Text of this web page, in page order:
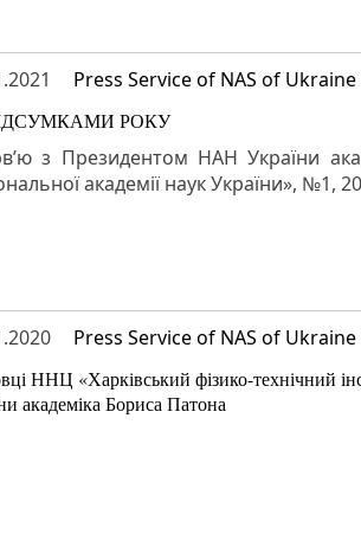
Press Service of NAS of Ukraine
РОКУ
з Президентом НАН України
академії наук України», №1,
Press Service of NAS of Ukraine
ННЦ «Харківський фізико-технічний
академіка Бориса Патона